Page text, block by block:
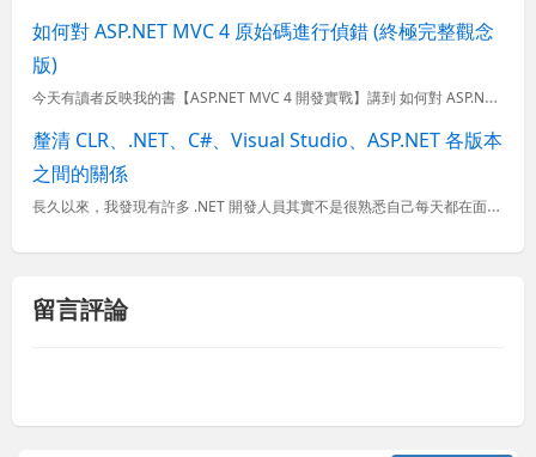
如何對 ASP.NET MVC 4 原始碼進行偵錯 (終極完整觀念
版)
今天有讀者反映我的書【ASP.NET MVC 4 開發實戰】講到 如何對 ASP.NET MVC 原始碼進行偵錯 這一個技巧時，照著書操作沒有成功，我自己重新試了一次，還真的沒辦法，這才發現事情沒有想
釐清 CLR、.NET、C#、Visual Studio、ASP.NET 各版本
之間的關係
長久以來，我發現有許多 .NET 開發人員其實不是很熟悉自己每天都在面對的 .NET Framework, C#, Visual Studio 與 ASP.NET 版本之間的關係，以至於經常在找資料時...
留言評論